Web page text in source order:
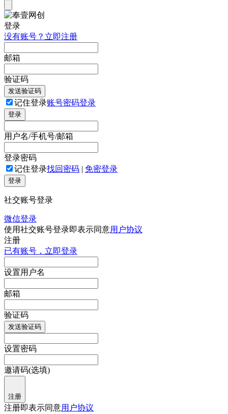
登录
没有账号？立即注册
邮箱
验证码
发送验证码
记住登录账号密码登录
登录
用户名/手机号/邮箱
登录密码
记住登录找回密码 | 免密登录
登录
社交账号登录
微信登录
使用社交账号登录即表示同意用户协议
注册
已有账号，立即登录
设置用户名
邮箱
验证码
发送验证码
设置密码
邀请码(选填)
注册
注册即表示同意用户协议